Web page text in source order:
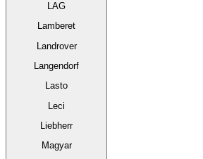
LAG
Lamberet
Landrover
Langendorf
Lasto
Leci
Liebherr
Magyar